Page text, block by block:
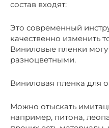
состав входят:
Это современный
качественно изменить
Виниловые пленки
разноцветными.
Виниловая пленка для
Можно отыскать
например, питона,